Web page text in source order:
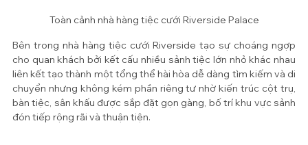
Toàn cảnh nhà hàng tiệc cưới Riverside Palace
Bên trong nhà hàng tiệc cưới Riverside tạo sự choáng ngợp
cho quan khách bởi kết cấu nhiều sảnh tiệc lớn nhỏ khác nhau
liên kết tạo thành một tổng thể hài hòa dễ dàng tìm kiếm và di
chuyển nhưng không kém phần riêng tư nhờ kiến trúc cột trụ,
bàn tiệc, sân khấu được sắp đặt gọn gàng, bố trí khu vực sảnh
đón tiếp rộng rãi và thuận tiện.